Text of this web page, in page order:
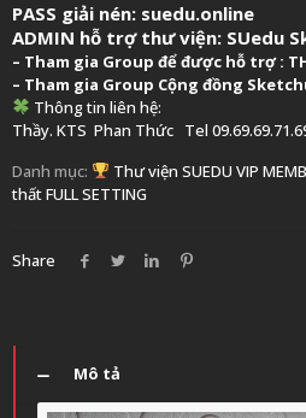
PASS giải nén: suedu.online
ADMIN hỗ trợ thư viện: SUedu
– Tham gia Group để được hỗ trợ :
– Tham gia Group Cộng đồng
Thông tin liên hệ:
Thầy. KTS Phan Thức Tel
Danh mục:
Thư viện SUEDU VIP
thất FULL SETTING
Share
Mô tả